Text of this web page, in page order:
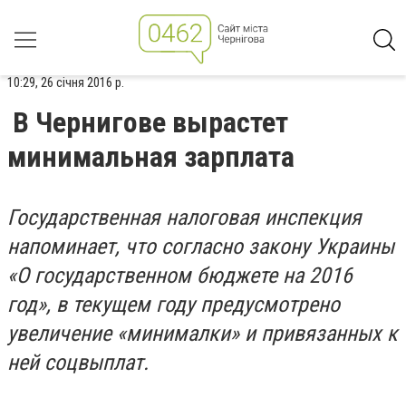
10:29, 26 січня 2016 р.
В Чернигове вырастет
минимальная зарплата
Государственная налоговая инспекция
напоминает, что согласно закону Украины
«О государственном бюджете на 2016
год», в текущем году предусмотрено
увеличение «минималки» и привязанных к
ней соцвыплат.